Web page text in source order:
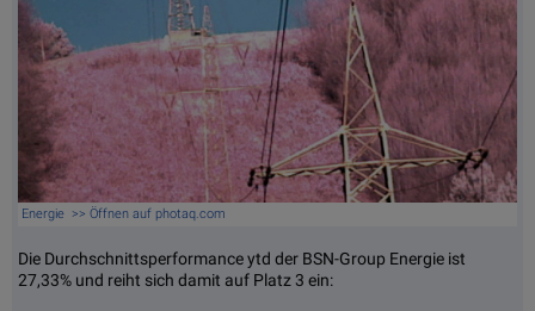
Energie >> Öffnen auf photaq.com
Die Durchschnittsperformance ytd der BSN-Group Energie ist
27,33% und reiht sich damit auf Platz 3 ein: